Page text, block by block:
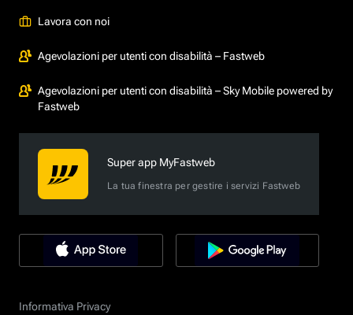
Lavora con noi
Agevolazioni per utenti con disabilità – Fastweb
Agevolazioni per utenti con disabilità – Sky Mobile powered by
Fastweb
Super app MyFastweb
La tua finestra per gestire i servizi Fastweb
Informativa Privacy